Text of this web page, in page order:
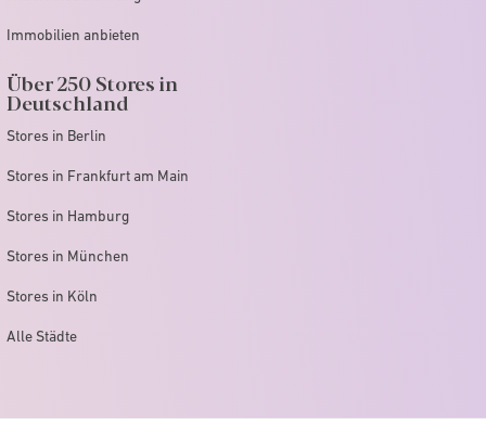
Immobilien anbieten
Über 250 Stores in
Deutschland
Stores in Berlin
Stores in Frankfurt am Main
Stores in Hamburg
Stores in München
Stores in Köln
Alle Städte